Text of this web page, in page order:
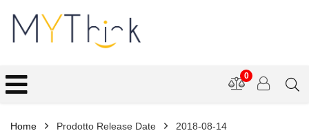
0
Home Prodotto Release Date 2018-08-14